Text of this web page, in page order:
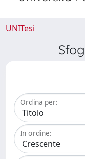
UNITesi
Ordina per:
In ordine: